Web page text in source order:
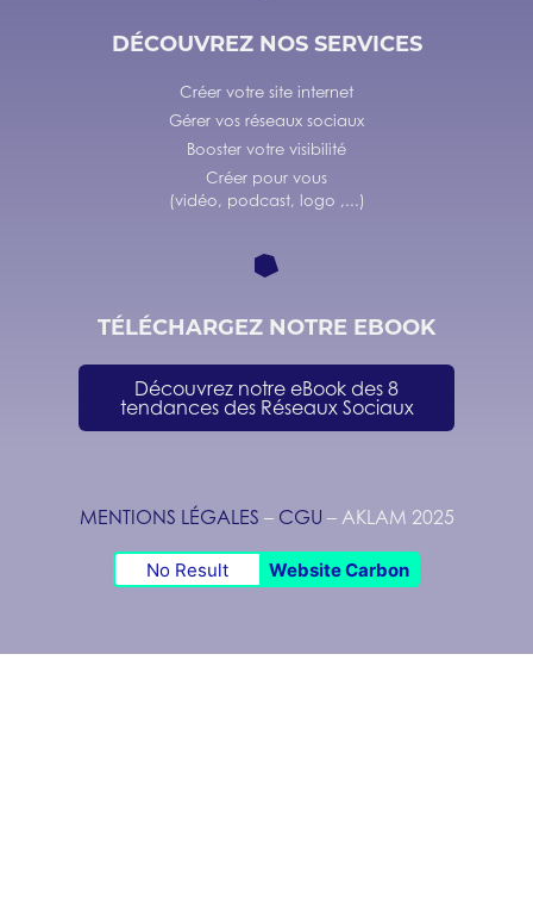
DÉCOUVREZ NOS SERVICES
Créer votre site internet
Gérer vos réseaux sociaux
Booster votre visibilité
Créer pour vous
(vidéo, podcast, logo ,...)
TÉLÉCHARGEZ NOTRE EBOOK
Découvrez notre eBook des 8
tendances des Réseaux Sociaux
MENTIONS LÉGALES – CGU – AKLAM 2025
No Result Website Carbon